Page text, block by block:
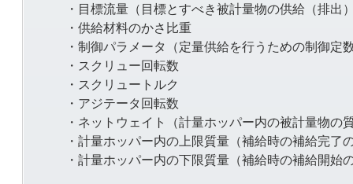
・目標流量（目標とすべき被計量物の供給（排出
・供給材料のかさ比重
・制御パラメータ（定量供給を行うための制御定
・スクリュー回転数
・スクリュートルク
・アジテータ回転数
・ネットウェイト（計量ホッパー内の被計量物の
・計量ホッパー内の上限質量（補給時の補給完了
・計量ホッパー内の下限質量（補給時の補給開始